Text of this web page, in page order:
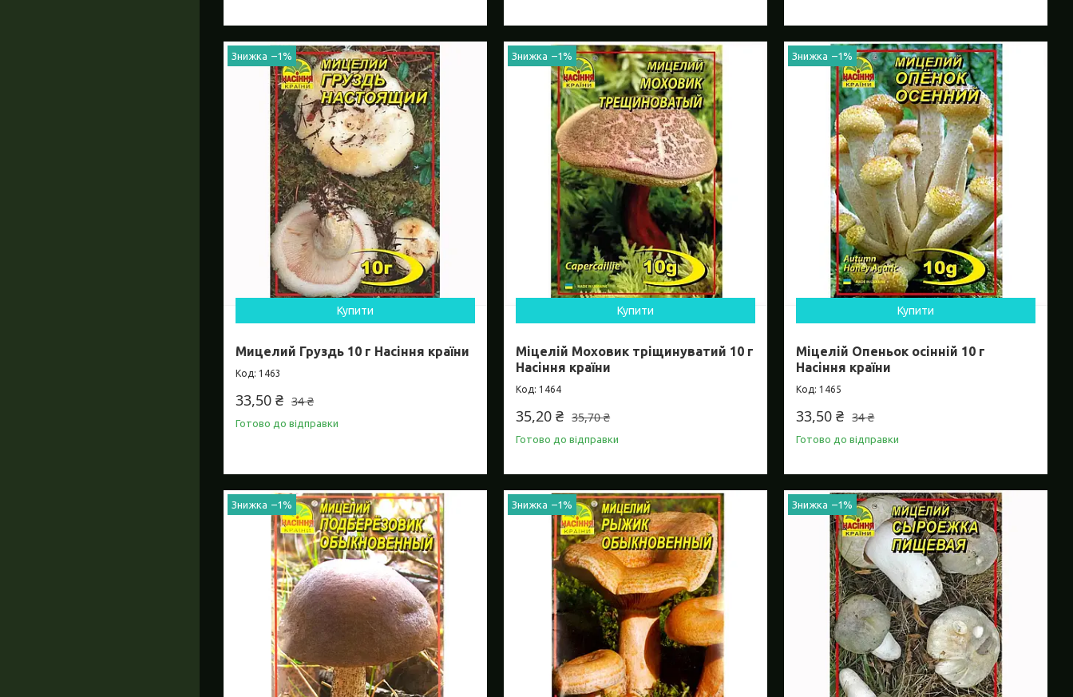
–1%
Купити
Мицелий Груздь 10 г Насіння країни
1463
34 ₴
33,50 ₴
Готово до відправки
–1%
Купити
Міцелій Моховик тріщинуватий 10 г
Насіння країни
1464
35,70 ₴
35,20 ₴
Готово до відправки
–1%
Купити
Міцелій Опеньок осінній 10 г
Насіння країни
1465
34 ₴
33,50 ₴
Готово до відправки
–1% –1% –1%